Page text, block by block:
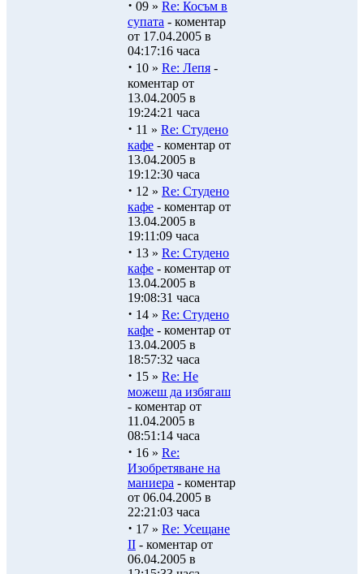
· 09 » Re: Косъм в
супата - коментар
от 17.04.2005 в
04:17:16 часа
· 10 » Re: Лепя -
коментар от
13.04.2005 в
19:24:21 часа
· 11 » Re: Студено
кафе - коментар от
13.04.2005 в
19:12:30 часа
· 12 » Re: Студено
кафе - коментар от
13.04.2005 в
19:11:09 часа
· 13 » Re: Студено
кафе - коментар от
13.04.2005 в
19:08:31 часа
· 14 » Re: Студено
кафе - коментар от
13.04.2005 в
18:57:32 часа
· 15 » Re: Не
можеш да избягаш
- коментар от
11.04.2005 в
08:51:14 часа
· 16 » Re:
Изобретяване на
маниера - коментар
от 06.04.2005 в
22:21:03 часа
· 17 » Re: Усещане
ІІ - коментар от
06.04.2005 в